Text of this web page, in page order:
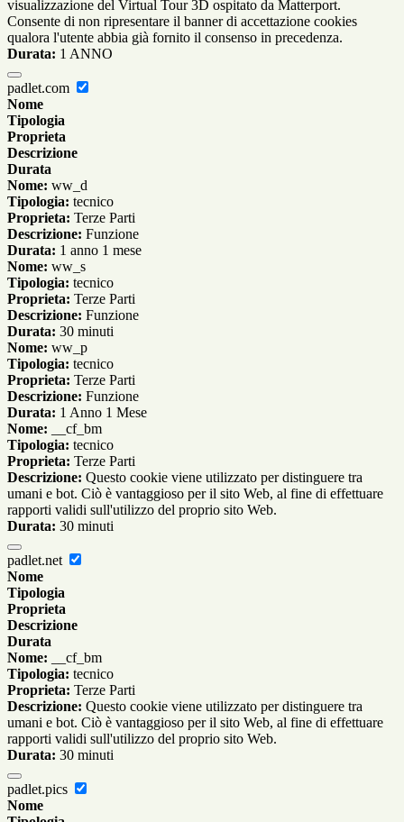
visualizzazione del Virtual Tour 3D ospitato da Matterport.
Consente di non ripresentare il banner di accettazione cookies
qualora l'utente abbia già fornito il consenso in precedenza.
Durata: 1 ANNO
padlet.com
Nome
Tipologia
Proprieta
Descrizione
Durata
Nome: ww_d
Tipologia: tecnico
Proprieta: Terze Parti
Descrizione: Funzione
Durata: 1 anno 1 mese
Nome: ww_s
Tipologia: tecnico
Proprieta: Terze Parti
Descrizione: Funzione
Durata: 30 minuti
Nome: ww_p
Tipologia: tecnico
Proprieta: Terze Parti
Descrizione: Funzione
Durata: 1 Anno 1 Mese
Nome: __cf_bm
Tipologia: tecnico
Proprieta: Terze Parti
Descrizione: Questo cookie viene utilizzato per distinguere tra
umani e bot. Ciò è vantaggioso per il sito Web, al fine di effettuare
rapporti validi sull'utilizzo del proprio sito Web.
Durata: 30 minuti
padlet.net
Nome
Tipologia
Proprieta
Descrizione
Durata
Nome: __cf_bm
Tipologia: tecnico
Proprieta: Terze Parti
Descrizione: Questo cookie viene utilizzato per distinguere tra
umani e bot. Ciò è vantaggioso per il sito Web, al fine di effettuare
rapporti validi sull'utilizzo del proprio sito Web.
Durata: 30 minuti
padlet.pics
Nome